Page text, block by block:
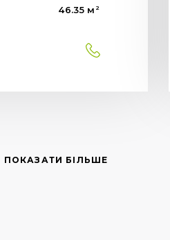
46.35м 2
ПОКАЗАТИ БІЛЬШЕ